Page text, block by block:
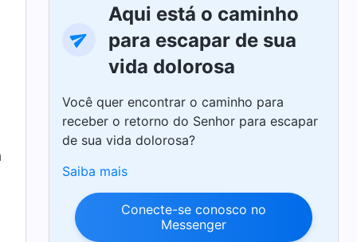
Aqui está o caminho
para escapar de sua
vida dolorosa
Você quer encontrar o caminho para
receber o retorno do Senhor para escapar
de sua vida dolorosa?
Saiba mais
Conecte-se conosco no
Messenger